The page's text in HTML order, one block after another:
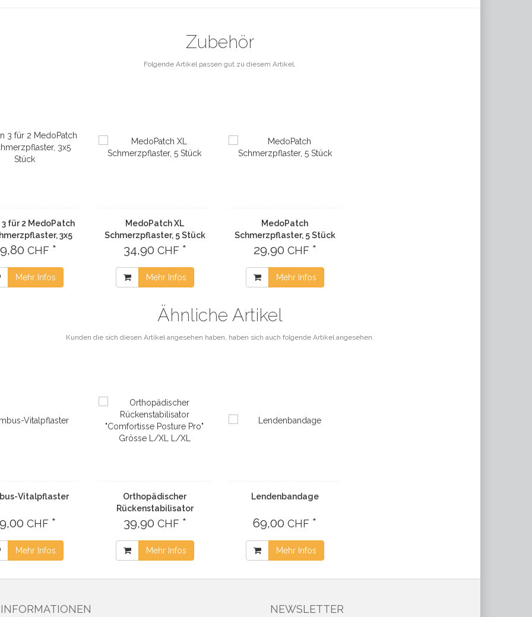
Zubehör
Folgende Artikel passen gut zu diesem Artikel.
für 2 MedoPatch
3x5
StückCHF *
Mehr Infos
MedoPatch XL
Schmerzpflaster, 5 Stück
34,90 CHF *
Mehr Infos
MedoPatch
Schmerzpflaster, 5 Stück
29,90 CHF *
Mehr Infos
Ähnliche Artikel
Kunden die sich diesen Artikel angesehen haben, haben sich auch folgende Artikel angesehen.
Vitalpflaster
CHF *
Mehr Infos
Orthopädischer
Rückenstabilisator
"Comfortisse Posture Pro"
Grösse L/XL L/XL
39,90 CHF *
Mehr Infos
Lendenbandage
69,00CHF *
Mehr Infos
INFORMATIONEN NEWSLETTER